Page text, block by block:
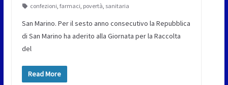
confezioni, farmaci, povertà, sanitaria
San Marino. Per il sesto anno consecutivo la Repubblica
di San Marino ha aderito alla Giornata per la Raccolta
del
Read More